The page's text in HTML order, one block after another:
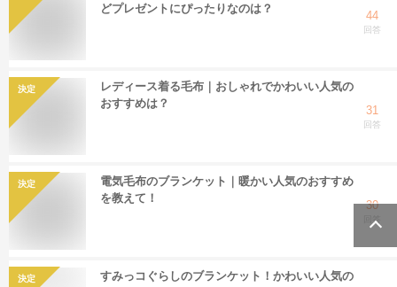
どプレゼントにぴったりなのは？
44
回答
決定
レディース着る毛布｜おしゃれでかわいい人気の
おすすめは？
31
回答
決定
電気毛布のブランケット｜暖かい人気のおすすめ
を教えて！
30
回答
決定
すみっコぐらしのブランケット！かわいい人気の